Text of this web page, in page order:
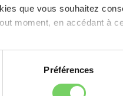
que vous souhaitez
moment, en accédant à
Préférences
Fonds de Dotation
recherche
de 20 000 euros
de 20 000 euros